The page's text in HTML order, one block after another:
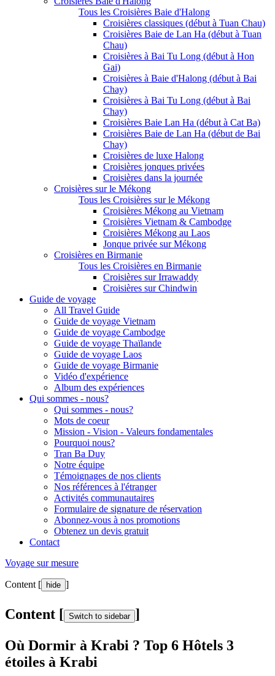
Tous les Croisières Baie d'Halong
Croisières classiques (début à Tuan Chau)
Croisières Baie de Lan Ha (début à Tuan
Chau)
Croisières à Bai Tu Long (début à Hon
Gai)
Croisières à Baie d'Halong (début à Bai
Chay)
Croisières à Bai Tu Long (début à Bai
Chay)
Croisières Baie Lan Ha (début à Cat Ba)
Croisières Baie de Lan Ha (début de Bai
Chay)
Croisières de luxe Halong
Croisières jonques privées
Croisières dans la journée
Croisières sur le Mékong
Tous les Croisières sur le Mékong
Croisières Mékong au Vietnam
Croisières Vietnam & Cambodge
Croisières Mékong au Laos
Jonque privée sur Mékong
Croisières en Birmanie
Tous les Croisières en Birmanie
Croisières sur Irrawaddy
Croisières sur Chindwin
Guide de voyage
All Travel Guide
Guide de voyage Vietnam
Guide de voyage Cambodge
Guide de voyage Thaïlande
Guide de voyage Laos
Guide de voyage Birmanie
Vidéo d'expérience
Album des expériences
Qui sommes - nous?
Qui sommes - nous?
Mots de coeur
Mission - Vision - Valeurs fondamentales
Pourquoi nous?
Tran Ba Duy
Notre équipe
Témoignages de nos clients
Nos références à l'étranger
Activités communautaires
Formulaire de signature de réservation
Abonnez-vous à nos promotions
Obtenez un devis gratuit
Contact
Voyage sur mesure
Content [ hide ]
Content [ Switch to sidebar ]
Où Dormir à Krabi ? Top 6 Hôtels 3
étoiles à Krabi